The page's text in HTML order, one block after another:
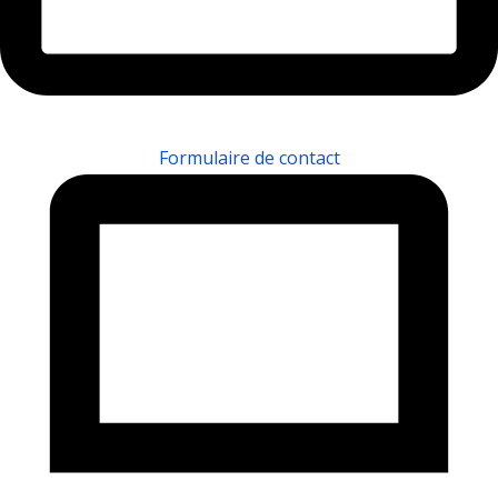
Formulaire de contact